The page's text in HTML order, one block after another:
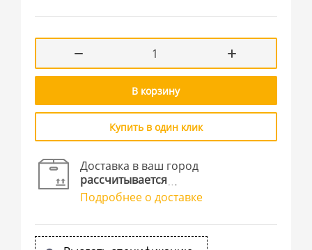
В корзину
Купить в один клик
Доставка в ваш город
рассчитывается
Подробнее о доставке